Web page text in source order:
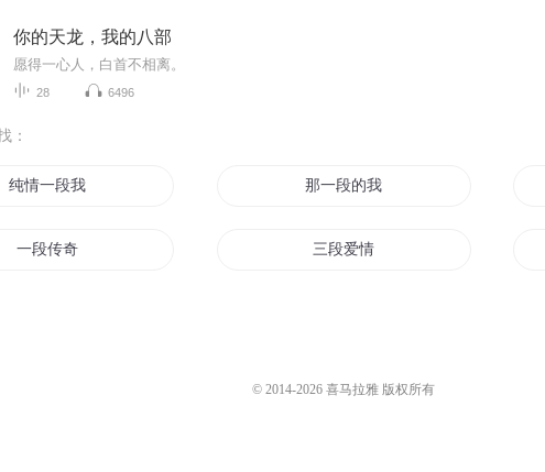
你的天龙，我的八部
愿得一心人，白首不相离。
28 6496
：
纯情一段我和她 那一段的我们
一段传奇 三段爱情
© 2014-2026 喜马拉雅 版权所有